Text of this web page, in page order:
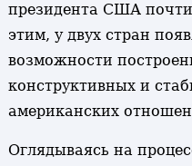
президента США почти
этим, у двух стран
возможности
конструктивных и
американских
Оглядываясь на